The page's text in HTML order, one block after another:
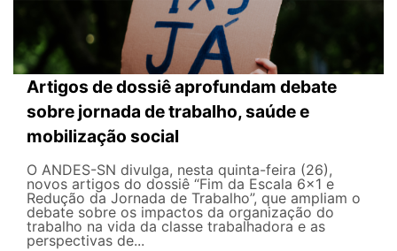
Artigos de dossiê aprofundam debate
sobre jornada de trabalho, saúde e
mobilização social
O ANDES-SN divulga, nesta quinta-feira (26),
novos artigos do dossiê “Fim da Escala 6×1 e
Redução da Jornada de Trabalho”, que ampliam o
debate sobre os impactos da organização do
trabalho na vida da classe trabalhadora e as
perspectivas de...